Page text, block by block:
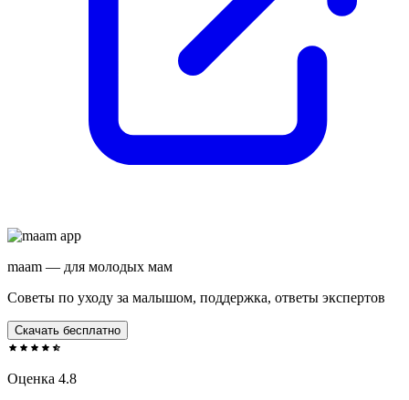
maam — для молодых мам
Советы по уходу за малышом, поддержка, ответы экспертов
Скачать бесплатно
Оценка 4.8